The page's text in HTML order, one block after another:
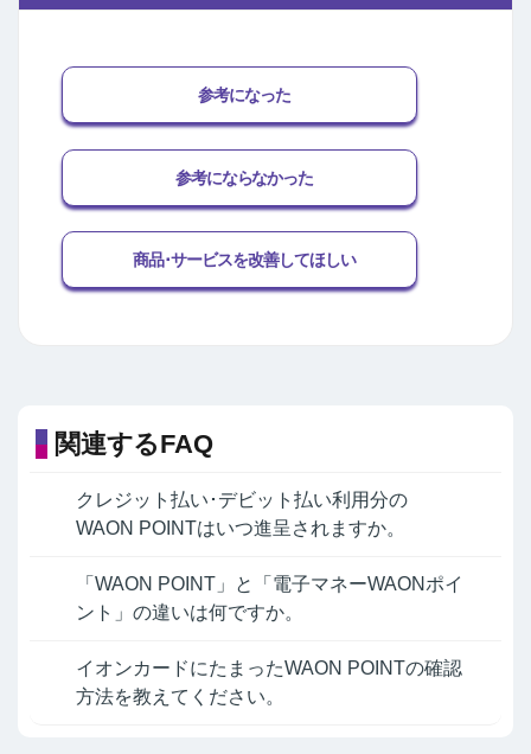
参考になった
参考にならなかった
商品･サービスを改善してほしい
関連するFAQ
クレジット払い･デビット払い利用分の
WAON POINTはいつ進呈されますか。
「WAON POINT」と「電子マネーWAONポイ
ント」の違いは何ですか。
イオンカードにたまったWAON POINTの確認
方法を教えてください。